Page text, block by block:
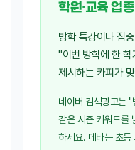
학원·교육 업종
방학 특강이나 집
"이번 방학에 한
제시하는 카피가
네이버 검색광고는
같은 시즌 키워드를
하세요. 메타는 초등